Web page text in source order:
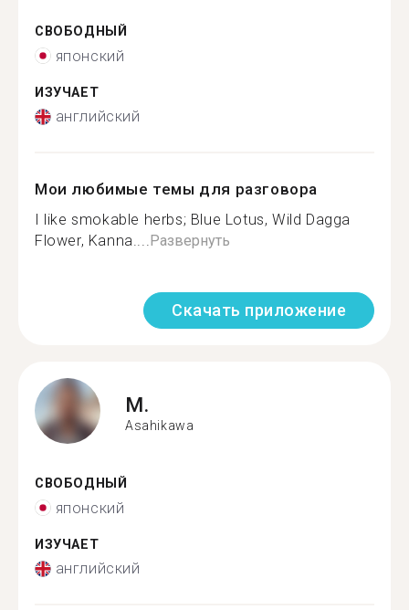
СВОБОДНЫЙ
японский
ИЗУЧАЕТ
английский
Мои любимые темы для разговора
I like smokable herbs; Blue Lotus, Wild Dagga
Flower, Kanna....Развернуть
Скачать приложение
M.
Asahikawa
СВОБОДНЫЙ
японский
ИЗУЧАЕТ
английский